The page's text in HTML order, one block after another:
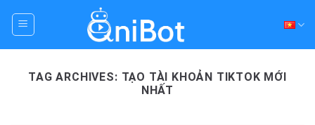
TAG ARCHIVES: TẠO TÀI KHOẢN TIKTOK MỚI
NHẤT